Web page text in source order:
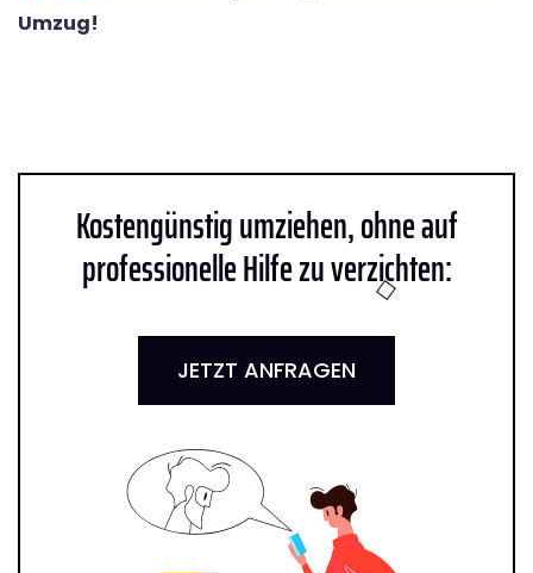
Umzug!
Kostengünstig umziehen, ohne auf
professionelle Hilfe zu verzichten:
JETZT ANFRAGEN